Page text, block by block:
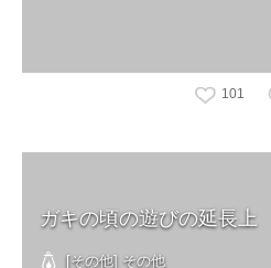
101
ガキの頃の遊びの延長上
[その他] その他